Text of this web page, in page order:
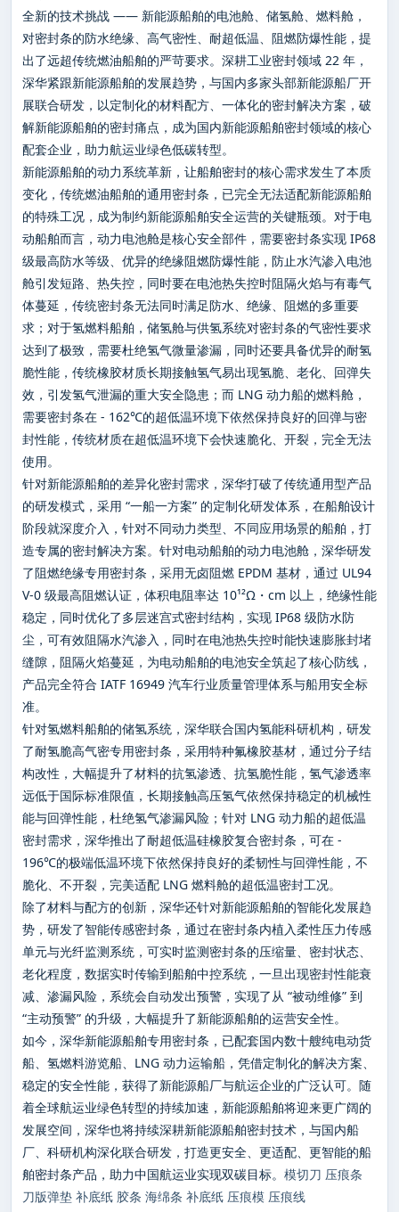
全新的技术挑战 —— 新能源船舶的电池舱、储氢舱、燃料舱，
对密封条的防水绝缘、高气密性、耐超低温、阻燃防爆性能，提
出了远超传统燃油船舶的严苛要求。深耕工业密封领域 22 年，
深华紧跟新能源船舶的发展趋势，与国内多家头部新能源船厂开
展联合研发，以定制化的材料配方、一体化的密封解决方案，破
解新能源船舶的密封痛点，成为国内新能源船舶密封领域的核心
配套企业，助力航运业绿色低碳转型。
新能源船舶的动力系统革新，让船舶密封的核心需求发生了本质
变化，传统燃油船舶的通用密封条，已完全无法适配新能源船舶
的特殊工况，成为制约新能源船舶安全运营的关键瓶颈。对于电
动船舶而言，动力电池舱是核心安全部件，需要密封条实现 IP68
级最高防水等级、优异的绝缘阻燃防爆性能，防止水汽渗入电池
舱引发短路、热失控，同时要在电池热失控时阻隔火焰与有毒气
体蔓延，传统密封条无法同时满足防水、绝缘、阻燃的多重要
求；对于氢燃料船舶，储氢舱与供氢系统对密封条的气密性要求
达到了极致，需要杜绝氢气微量渗漏，同时还要具备优异的耐氢
脆性能，传统橡胶材质长期接触氢气易出现氢脆、老化、回弹失
效，引发氢气泄漏的重大安全隐患；而 LNG 动力船的燃料舱，
需要密封条在 - 162℃的超低温环境下依然保持良好的回弹与密
封性能，传统材质在超低温环境下会快速脆化、开裂，完全无法
使用。
针对新能源船舶的差异化密封需求，深华打破了传统通用型产品
的研发模式，采用 “一船一方案” 的定制化研发体系，在船舶设计
阶段就深度介入，针对不同动力类型、不同应用场景的船舶，打
造专属的密封解决方案。针对电动船舶的动力电池舱，深华研发
了阻燃绝缘专用密封条，采用无卤阻燃 EPDM 基材，通过 UL94
V-0 级最高阻燃认证，体积电阻率达 10¹²Ω・cm 以上，绝缘性能
稳定，同时优化了多层迷宫式密封结构，实现 IP68 级防水防
尘，可有效阻隔水汽渗入，同时在电池热失控时能快速膨胀封堵
缝隙，阻隔火焰蔓延，为电动船舶的电池安全筑起了核心防线，
产品完全符合 IATF 16949 汽车行业质量管理体系与船用安全标
准。
针对氢燃料船舶的储氢系统，深华联合国内氢能科研机构，研发
了耐氢脆高气密专用密封条，采用特种氟橡胶基材，通过分子结
构改性，大幅提升了材料的抗氢渗透、抗氢脆性能，氢气渗透率
远低于国际标准限值，长期接触高压氢气依然保持稳定的机械性
能与回弹性能，杜绝氢气渗漏风险；针对 LNG 动力船的超低温
密封需求，深华推出了耐超低温硅橡胶复合密封条，可在 -
196℃的极端低温环境下依然保持良好的柔韧性与回弹性能，不
脆化、不开裂，完美适配 LNG 燃料舱的超低温密封工况。
除了材料与配方的创新，深华还针对新能源船舶的智能化发展趋
势，研发了智能传感密封条，通过在密封条内植入柔性压力传感
单元与光纤监测系统，可实时监测密封条的压缩量、密封状态、
老化程度，数据实时传输到船舶中控系统，一旦出现密封性能衰
减、渗漏风险，系统会自动发出预警，实现了从 “被动维修” 到
“主动预警” 的升级，大幅提升了新能源船舶的运营安全性。
如今，深华新能源船舶专用密封条，已配套国内数十艘纯电动货
船、氢燃料游览船、LNG 动力运输船，凭借定制化的解决方案、
稳定的安全性能，获得了新能源船厂与航运企业的广泛认可。随
着全球航运业绿色转型的持续加速，新能源船舶将迎来更广阔的
发展空间，深华也将持续深耕新能源船舶密封技术，与国内船
厂、科研机构深化联合研发，打造更安全、更适配、更智能的船
舶密封条产品，助力中国航运业实现双碳目标。 模切刀 压痕条
刀版弹垫 补底纸 胶条 海绵条 补底纸 压痕模 压痕线